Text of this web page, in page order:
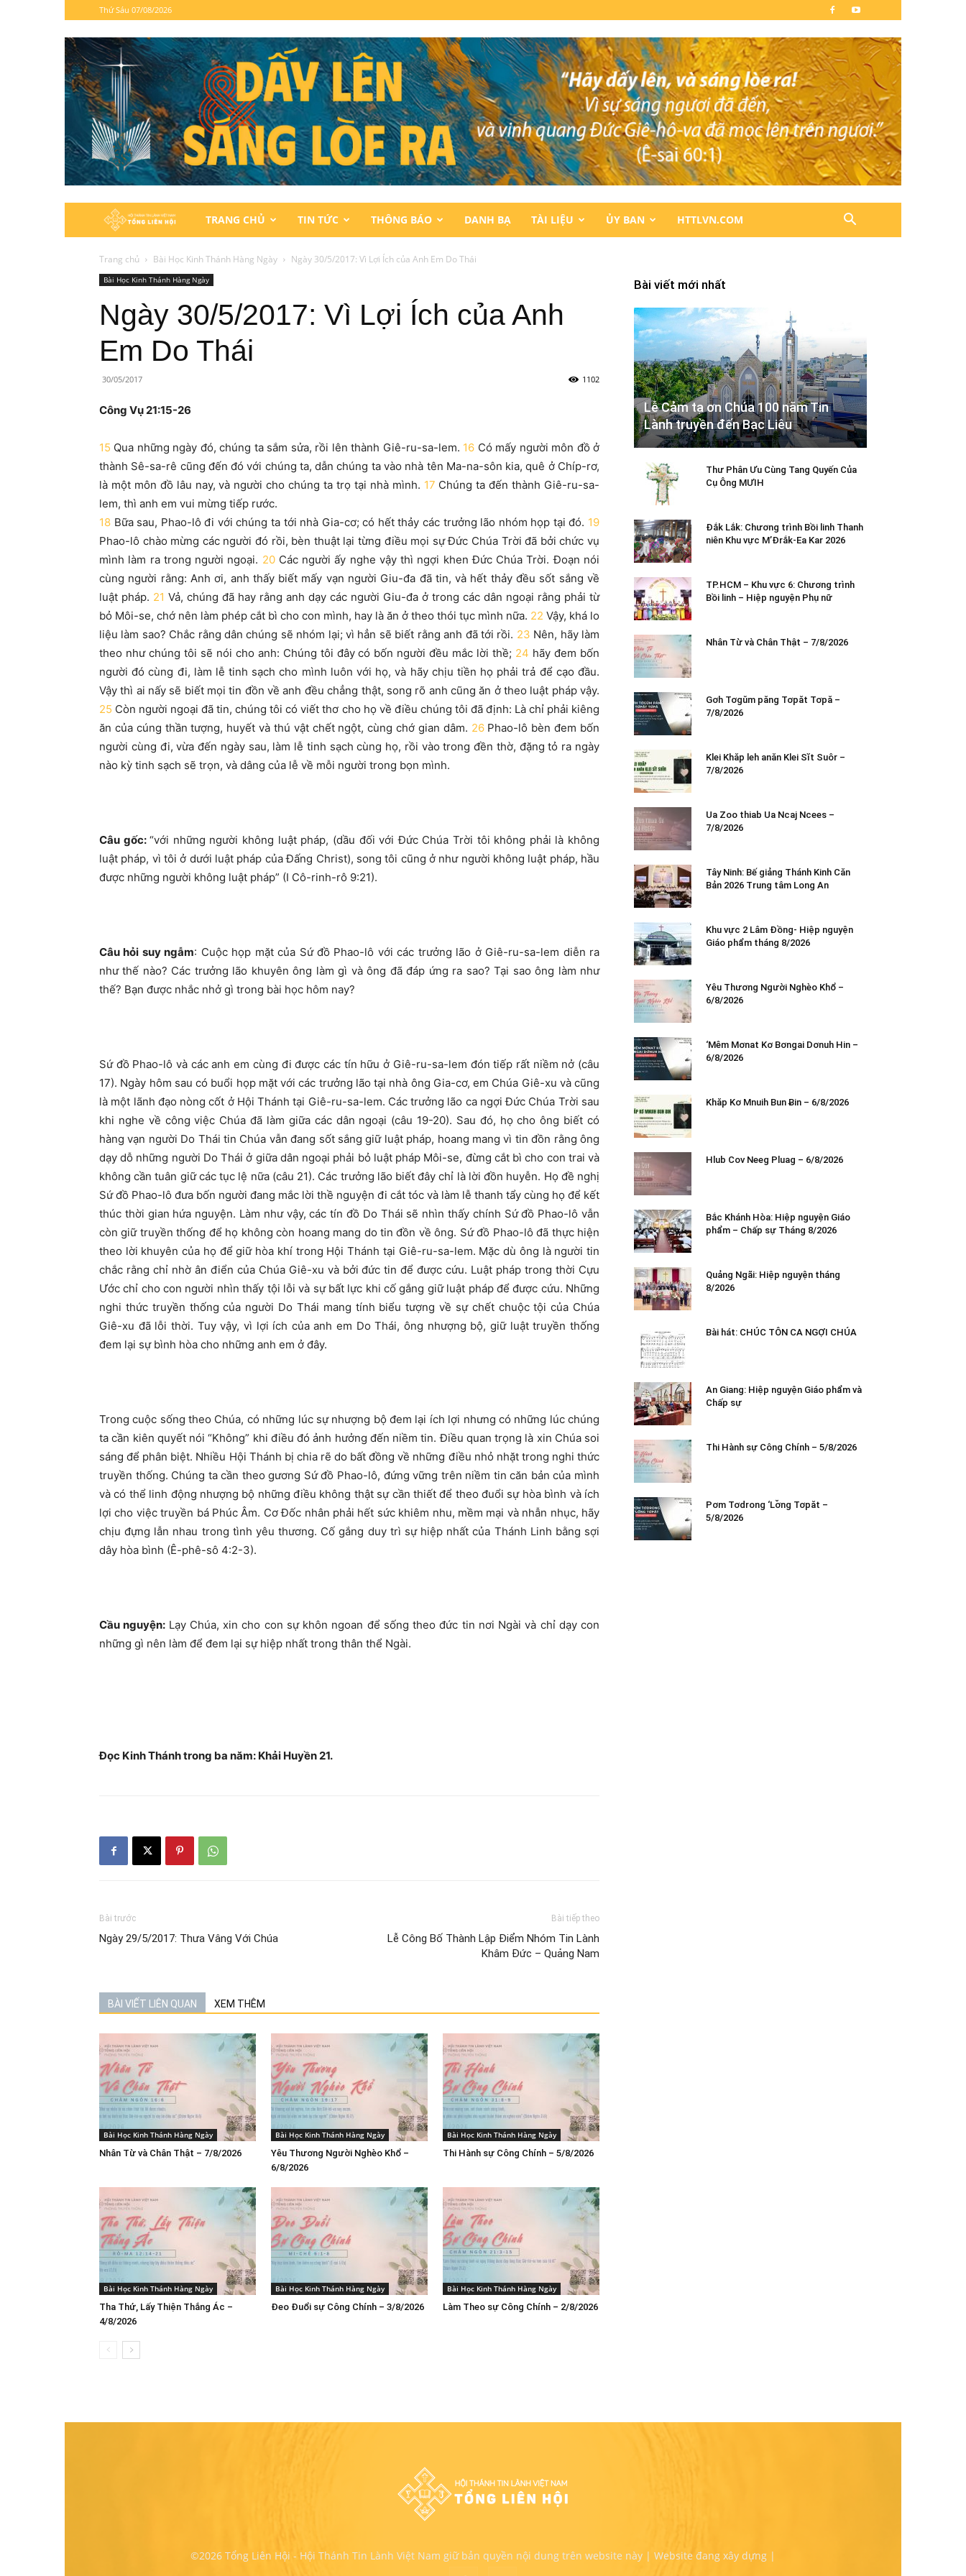
Thứ Sáu 07/08/2026
Hội
Thánh
Tin
Lành
TRANG CHỦ TIN TỨC THÔNG BÁO DANH BẠ TÀI LIỆU ỦY BAN HTTLVN.COM
Trang chủ Bài Học Kinh Thánh Hàng Ngày Ngày 30/5/2017: Vì Lợi Ích của Anh Em Do Thái
Bài Học Kinh Thánh Hàng Ngày
Ngày 30/5/2017: Vì Lợi Ích của Anh
Em Do Thái
30/05/2017 1102
Công Vụ 21:15-26
15 Qua những ngày đó, chúng ta sắm sửa, rồi lên thành Giê-ru-sa-lem. 16 Có mấy người môn đồ ở
thành Sê-sa-rê cũng đến đó với chúng ta, dẫn chúng ta vào nhà tên Ma-na-sôn kia, quê ở Chíp-rơ,
là một môn đồ lâu nay, và người cho chúng ta trọ tại nhà mình. 17 Chúng ta đến thành Giê-ru-sa-
lem, thì anh em vui mừng tiếp rước.
18 Bữa sau, Phao-lô đi với chúng ta tới nhà Gia-cơ; có hết thảy các trưởng lão nhóm họp tại đó. 19
Phao-lô chào mừng các người đó rồi, bèn thuật lại từng điều mọi sự Đức Chúa Trời đã bởi chức vụ
mình làm ra trong người ngoại. 20 Các người ấy nghe vậy thì ngợi khen Đức Chúa Trời. Đoạn nói
cùng người rằng: Anh ơi, anh thấy biết mấy vạn người Giu-đa đã tin, và hết thảy đều sốt sắng về
luật pháp. 21 Vả, chúng đã hay rằng anh dạy các người Giu-đa ở trong các dân ngoại rằng phải từ
bỏ Môi-se, chớ nên làm phép cắt bì cho con mình, hay là ăn ở theo thói tục mình nữa. 22 Vậy, khá lo
liệu làm sao? Chắc rằng dân chúng sẽ nhóm lại; vì hẳn sẽ biết rằng anh đã tới rồi. 23 Nên, hãy làm
theo như chúng tôi sẽ nói cho anh: Chúng tôi đây có bốn người đều mắc lời thề; 24 hãy đem bốn
người đó cùng đi, làm lễ tinh sạch cho mình luôn với họ, và hãy chịu tiền họ phải trả để cạo đầu.
Vậy thì ai nấy sẽ biết mọi tin đồn về anh đều chẳng thật, song rõ anh cũng ăn ở theo luật pháp vậy.
25 Còn người ngoại đã tin, chúng tôi có viết thơ cho họ về điều chúng tôi đã định: Là chỉ phải kiêng
ăn của cúng thần tượng, huyết và thú vật chết ngột, cùng chớ gian dâm. 26 Phao-lô bèn đem bốn
người cùng đi, vừa đến ngày sau, làm lễ tinh sạch cùng họ, rồi vào trong đền thờ, đặng tỏ ra ngày
nào kỳ tinh sạch sẽ trọn, và dâng của lễ về mỗi người trong bọn mình.
Câu gốc:“với những người không luật pháp, (dầu đối với Đức Chúa Trời tôi không phải là không
luật pháp, vì tôi ở dưới luật pháp của Đấng Christ), song tôi cũng ở như người không luật pháp, hầu
được những người không luật pháp” (I Cô-rinh-rô 9:21).
Câu hỏi suy ngẫm: Cuộc họp mặt của Sứ đồ Phao-lô với các trưởng lão ở Giê-ru-sa-lem diễn ra
như thế nào? Các trưởng lão khuyên ông làm gì và ông đã đáp ứng ra sao? Tại sao ông làm như
thế? Bạn được nhắc nhở gì trong bài học hôm nay?
Sứ đồ Phao-lô và các anh em cùng đi được các tín hữu ở Giê-ru-sa-lem đón tiếp rất niềm nở (câu
17). Ngày hôm sau có buổi họp mặt với các trưởng lão tại nhà ông Gia-cơ, em Chúa Giê-xu và cũng
là một lãnh đạo nòng cốt ở Hội Thánh tại Giê-ru-sa-lem. Các trưởng lão ca ngợi Đức Chúa Trời sau
khi nghe về công việc Chúa đã làm giữa các dân ngoại (câu 19-20). Sau đó, họ cho ông biết có
hàng vạn người Do Thái tin Chúa vẫn đang sốt sắng giữ luật pháp, hoang mang vì tin đồn rằng ông
dạy dỗ những người Do Thái ở giữa dân ngoại phải bỏ luật pháp Môi-se, đừng cắt bì cho con trai và
không cần tuân giữ các tục lệ nữa (câu 21). Các trưởng lão biết đây chỉ là lời đồn huyễn. Họ đề nghị
Sứ đồ Phao-lô đưa bốn người đang mắc lời thề nguyện đi cắt tóc và làm lễ thanh tẩy cùng họ để kết
thúc thời gian hứa nguyện. Làm như vậy, các tín đồ Do Thái sẽ nhìn thấy chính Sứ đồ Phao-lô vẫn
còn giữ truyền thống để họ không còn hoang mang do tin đồn về ông. Sứ đồ Phao-lô đã thực hiện
theo lời khuyên của họ để giữ hòa khí trong Hội Thánh tại Giê-ru-sa-lem. Mặc dù ông là người tin
chắc rằng chỉ nhờ ân điển của Chúa Giê-xu và bởi đức tin để được cứu. Luật pháp trong thời Cựu
Ước chỉ cho con người nhìn thấy tội lỗi và sự bất lực khi cố gắng giữ luật pháp để được cứu. Những
nghi thức truyền thống của người Do Thái mang tính biểu tượng về sự chết chuộc tội của Chúa
Giê-xu đã lỗi thời. Tuy vậy, vì lợi ích của anh em Do Thái, ông nhượng bộ, giữ luật truyền thống
đem lại sự bình hòa cho những anh em ở đây.
Trong cuộc sống theo Chúa, có những lúc sự nhượng bộ đem lại ích lợi nhưng có những lúc chúng
ta cần kiên quyết nói “Không” khi điều đó ảnh hưởng đến niềm tin. Điều quan trọng là xin Chúa soi
sáng để phân biệt. Nhiều Hội Thánh bị chia rẽ do bất đồng về những điều nhỏ nhặt trong nghi thức
truyền thống. Chúng ta cần theo gương Sứ đồ Phao-lô, đứng vững trên niềm tin căn bản của mình
và có thể linh động nhượng bộ những điều không thật sự cần thiết để theo đuổi sự hòa bình và ích
lợi cho việc truyền bá Phúc Âm. Cơ Đốc nhân phải hết sức khiêm nhu, mềm mại và nhẫn nhục, hãy
chịu đựng lẫn nhau trong tình yêu thương. Cố gắng duy trì sự hiệp nhất của Thánh Linh bằng sợi
dây hòa bình (Ê-phê-sô 4:2-3).
Cầu nguyện: Lạy Chúa, xin cho con sự khôn ngoan để sống theo đức tin nơi Ngài và chỉ dạy con
những gì nên làm để đem lại sự hiệp nhất trong thân thể Ngài.
Đọc Kinh Thánh trong ba năm: Khải Huyền 21.
Bài trước
Ngày 29/5/2017: Thưa Vâng Với Chúa
Bài tiếp theo
Lễ Công Bố Thành Lập Điểm Nhóm Tin Lành
Khâm Đức – Quảng Nam
BÀI VIẾT LIÊN QUAN XEM THÊM
Bài Học Kinh Thánh Hàng Ngày
Nhân Từ và Chân Thật – 7/8/2026
Bài Học Kinh Thánh Hàng Ngày
Yêu Thương Người Nghèo Khổ –
6/8/2026
Bài Học Kinh Thánh Hàng Ngày
Thi Hành sự Công Chính – 5/8/2026
Bài Học Kinh Thánh Hàng Ngày
Tha Thứ, Lấy Thiện Thắng Ác –
4/8/2026
Bài Học Kinh Thánh Hàng Ngày
Đeo Đuổi sự Công Chính – 3/8/2026
Bài Học Kinh Thánh Hàng Ngày
Làm Theo sự Công Chính – 2/8/2026
Bài viết mới nhất
Lễ Cảm tạ ơn Chúa 100 năm Tin
Lành truyền đến Bạc Liêu
Thư Phân Ưu Cùng Tang Quyến Của
Cụ Ông MƯIH
Đắk Lắk: Chương trình Bồi linh Thanh
niên Khu vực M’Đrắk-Ea Kar 2026
TP.HCM – Khu vực 6: Chương trình
Bồi linh – Hiệp nguyện Phụ nữ
Nhân Từ và Chân Thật – 7/8/2026
Gơh Tơgŭm păng Tơpăt Tơpă –
7/8/2026
Klei Khăp leh anăn Klei Sĭt Suôr –
7/8/2026
Ua Zoo thiab Ua Ncaj Ncees –
7/8/2026
Tây Ninh: Bế giảng Thánh Kinh Căn
Bản 2026 Trung tâm Long An
Khu vực 2 Lâm Đồng- Hiệp nguyện
Giáo phẩm tháng 8/2026
Yêu Thương Người Nghèo Khổ –
6/8/2026
‘Mêm Mơnat Kơ Bơngai Dơnuh Hin –
6/8/2026
Khăp Kơ Mnuih Bun Ƀin – 6/8/2026
Hlub Cov Neeg Pluag – 6/8/2026
Bắc Khánh Hòa: Hiệp nguyện Giáo
phẩm – Chấp sự Tháng 8/2026
Quảng Ngãi: Hiệp nguyện tháng
8/2026
Bài hát: CHÚC TÔN CA NGỢI CHÚA
An Giang: Hiệp nguyện Giáo phẩm và
Chấp sự
Thi Hành sự Công Chính – 5/8/2026
Pơm Tơdrong ‘Lơ̆ng Tơpăt –
5/8/2026
©2026 Tổng Liên Hội - Hội Thánh Tin Lành Việt Nam giữ bản quyền nội dung trên website này | Website đang xây dựng |